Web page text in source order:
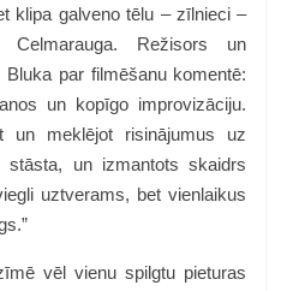
klipa galveno tēlu – zīlnieci –
Celmarauga. Režisors un
par filmēšanu komentē:
un kopīgo improvizāciju.
un meklējot risinājumus uz
un izmantots skaidrs
uztverams, bet vienlaikus
vēl vienu spilgtu pieturas